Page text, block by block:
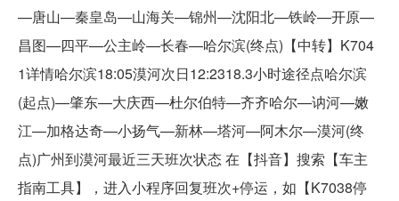
—唐山—秦皇岛—山海关—锦州—沈阳北—铁岭—开原—
昌图—四平—公主岭—长春—哈尔滨(终点)【中转】K704
1详情哈尔滨18:05漠河次日12:2318.3小时途径点哈尔滨
(起点)—肇东—大庆西—杜尔伯特—齐齐哈尔—讷河—嫩
江—加格达奇—小扬气—新林—塔河—阿木尔—漠河(终
点)广州到漠河最近三天班次状态 在【抖音】搜索【车主
指南工具】，进入小程序回复班次+停运，如【K7038停